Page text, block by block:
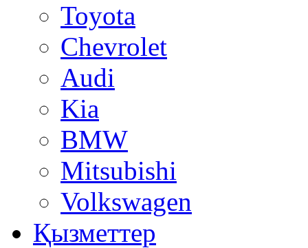
Toyota
Chevrolet
Audi
Kia
BMW
Mitsubishi
Volkswagen
Қызметтер